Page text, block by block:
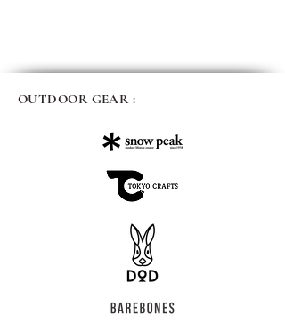
OUTDOOR GEAR :